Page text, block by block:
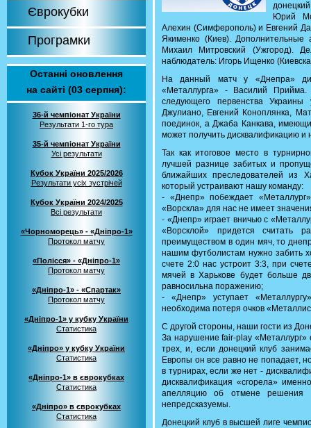
Єврокубки
Програмки
Останні оновлення
на сайті (03 серпня):
36-й чемпіонат України
Результати 1-го тура
35-й чемпіонат України
Усі результати
Кубок України 2025/2026
Результати усіх зустрічей
Кубок України 2024/2025
Всі результати
«Чорноморець» - «Дніпро-1»
Протокол матчу
«Полісся» - «Дніпро-1»
Протокол матчу
«Дніпро-1» - «Спартак»
Протокол матчу
«Дніпро-1» у кубку України
Статистика
«Дніпро» у кубку України
Статистика
«Дніпро-1» в єврокубках
Статистика
«Дніпро» в єврокубках
Статистика
Юрий
Алехин (Симферополь) и Евгений
Якименко (Киев). Дополнительные
Михаил Митровский (Ужгород).
наблюдатель: Игорь Ищенко
На данный матч у «Днепра»
«Металлурга» - Василий
следующего первенства Украины
Джулиано, Евгений Коноплянка,
поединок, а Джаба Канкава,
может получить дисквалификацию и
Так как итоговое место в
лучшей разнице забитых и
ближайших преследователей из
который устраивают нашу команду:
- «Днепр» побеждает
«Ворскла» для нас не имеет
- «Днепр» играет вничью с
«Ворсклой» придется считать
преимуществом в один мяч, то
нашим футболистам нужно забить
счете 2:0 нас устроит 3:3, при
мячей в Харькове будет больше
равносильна поражению;
- «Днепр» уступает
необходима потеря очков
С другой стороны, наши гости из
За нарушение fair-play «Металлург»
трех, и, если донецкий клуб
Европы он все равно не попадает,
в турнирах, если же нет -
дисквалификация «сгорела»
апелляцию об отмене
непредсказуемы.
Донецкий клуб в высшей лиге